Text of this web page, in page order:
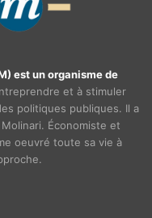
est un organisme de
et à stimuler
politiques publiques. Il a
Économiste et
oeuvré toute sa vie à